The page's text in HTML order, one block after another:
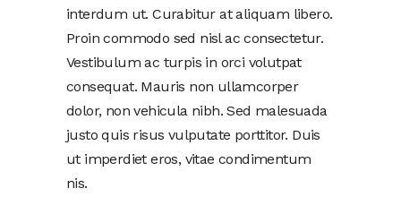
interdum ut. Curabitur at aliquam libero.
Proin commodo sed nisl ac consectetur.
Vestibulum ac turpis in orci volutpat
consequat. Mauris non ullamcorper
dolor, non vehicula nibh. Sed malesuada
justo quis risus vulputate porttitor. Duis
ut imperdiet eros, vitae condimentum
nis.